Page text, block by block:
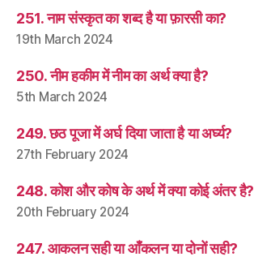
251. नाम संस्कृत का शब्द है या फ़ारसी का?
19th March 2024
250. नीम हकीम में नीम का अर्थ क्या है?
5th March 2024
249. छठ पूजा में अर्घ दिया जाता है या अर्घ्य?
27th February 2024
248. कोश और कोष के अर्थ में क्या कोई अंतर है?
20th February 2024
247. आकलन सही या आँकलन या दोनों सही?